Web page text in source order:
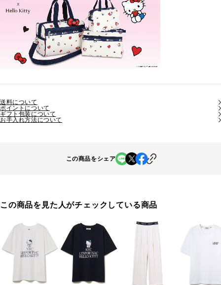
送料について
ポイントについて
ギフト包装について
お手入れ方法について
この商品をシェア
この商品を見た人がチェックしている商品